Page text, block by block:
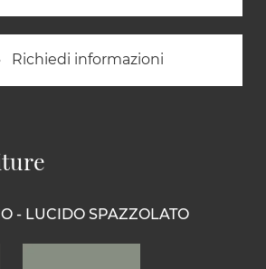
Richiedi informazioni
- LUCIDO SPAZZOLATO